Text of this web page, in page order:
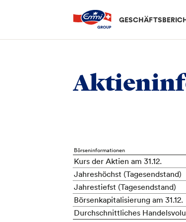
Finanzbericht Aktieninformation Emmi
Börseninformationen
Kurs der Aktien am 31.12.
Jahreshöchst (Tagesendstand)
Jahrestiefst (Tagesendstand)
Börsenkapitalisierung am 31.12.
Durchschnittliches